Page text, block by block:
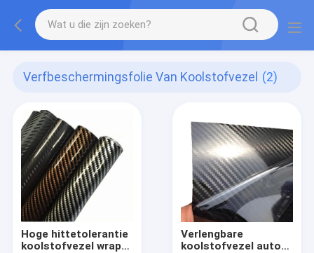
Verfbeschermingsfolie Van Koolstofvezel (2)
Hoge hittetolerantie
koolstofvezel wrap
Verlengbare
koolstofvezel auto